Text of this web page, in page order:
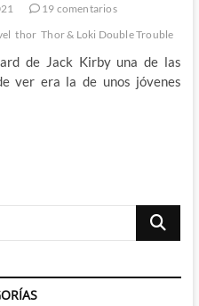
19 comentarios
thor Thor & Loki Double Trouble
de Jack Kirby una de las
ver era la de unos jóvenes
Buscar